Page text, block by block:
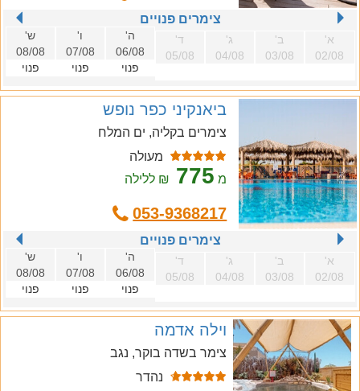
צימרים פנויים
א'
02/08
ב'
03/08
ג'
04/08
ד'
05/08
ה'
06/08
פנוי
ו'
07/08
פנוי
ש'
08/08
פנוי
ביאנקיני כפר נופש
צימרים בקליה, ים המלח
מעולה
מ 775 ₪ ללילה
053-9368217
צימרים פנויים
א'
02/08
ב'
03/08
ג'
04/08
ד'
05/08
ה'
06/08
פנוי
ו'
07/08
פנוי
ש'
08/08
פנוי
וילה אדמה
צימר בשדה בוקר, נגב
נהדר